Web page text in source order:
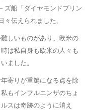
ズ船「ダイヤモンドプリン
伝えられました。
しいものがあり、欧米の
は私自身も欧米の人々も
ました。
寄りが重篤になる点を除
もインフルエンザのちょ
スは奇跡のように消え